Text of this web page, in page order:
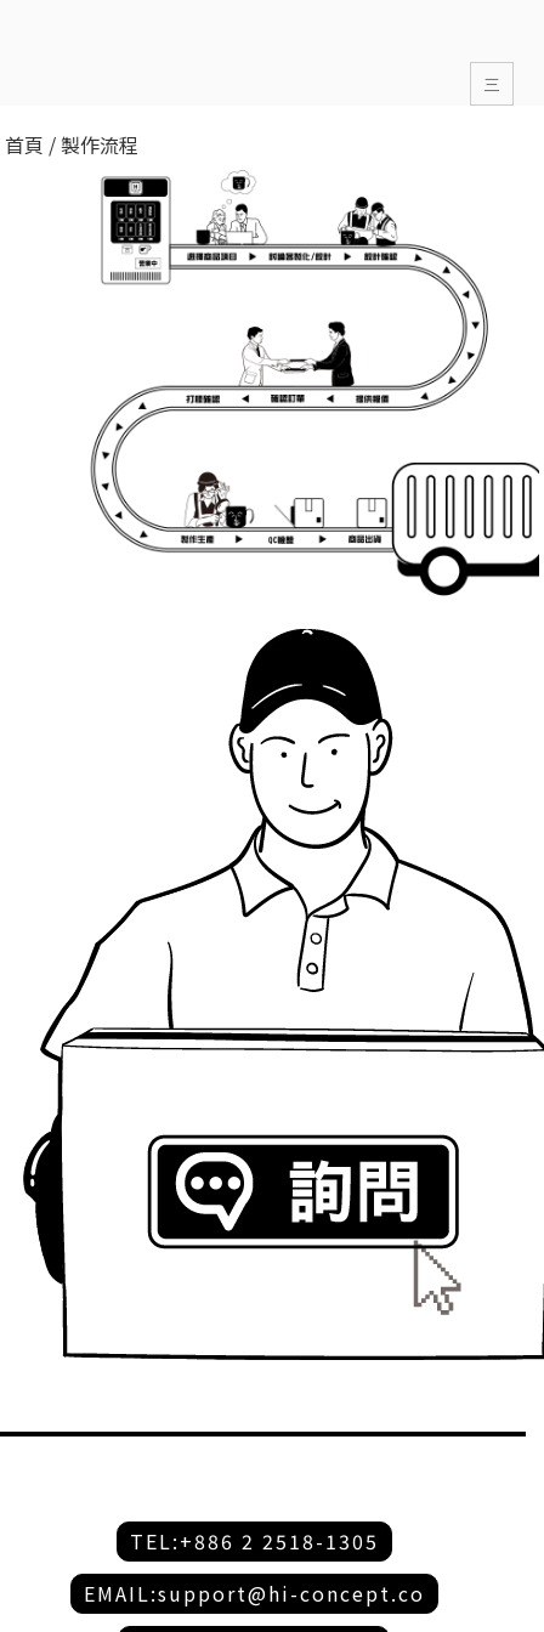
三
首頁 / 製作流程
TEL:+886 2 2518-1305
EMAIL:support@hi-concept.co